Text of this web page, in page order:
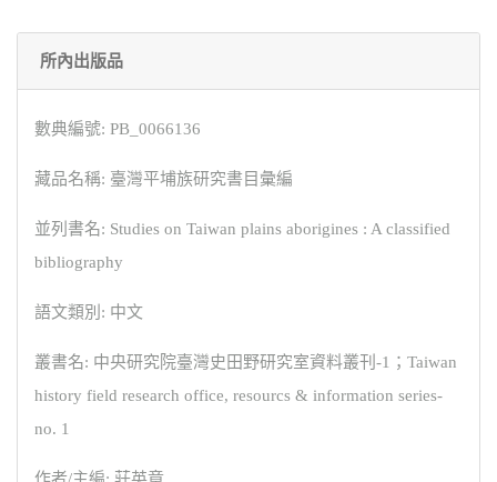
所內出版品
數典編號: PB_0066136
藏品名稱: 臺灣平埔族研究書目彙編
並列書名: Studies on Taiwan plains aborigines : A classified
bibliography
語文類別: 中文
叢書名: 中央研究院臺灣史田野研究室資料叢刊-1；Taiwan
history field research office, resourcs & information series-
no. 1